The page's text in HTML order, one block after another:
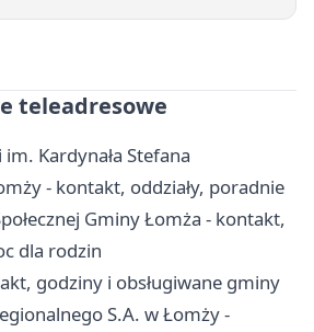
teleadresowe
Kardynała Stefana
- kontakt, oddziały, poradnie
Gminy Łomża - kontakt,
dla rodzin
godziny i obsługiwane gminy
S.A. w Łomży -